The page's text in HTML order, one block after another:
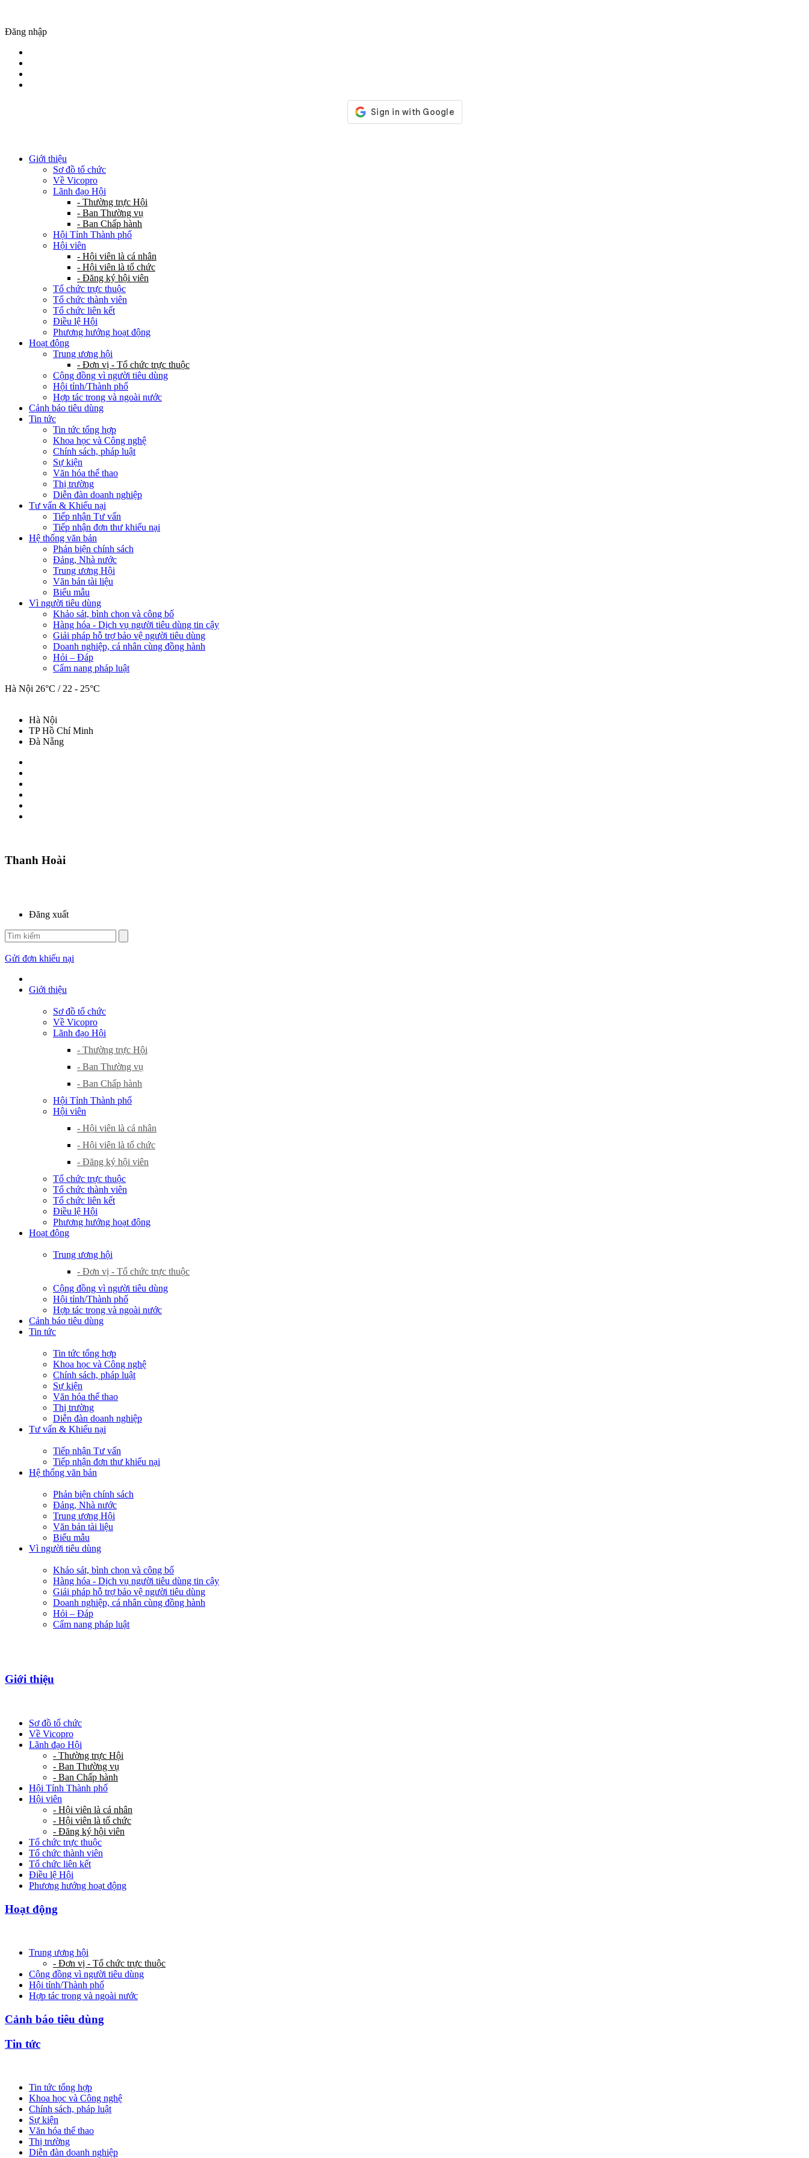
Đăng nhập
Giới thiệu
Sơ đồ tổ chức
Về Vicopro
Lãnh đạo Hội
- Thường trực Hội
- Ban Thường vụ
- Ban Chấp hành
Hội Tỉnh Thành phố
Hội viên
- Hội viên là cá nhân
- Hội viên là tổ chức
- Đăng ký hội viên
Tổ chức trực thuộc
Tổ chức thành viên
Tổ chức liên kết
Điều lệ Hội
Phương hướng hoạt động
Hoạt động
Trung ương hội
- Đơn vị - Tổ chức trực thuộc
Cộng đồng vì người tiêu dùng
Hội tỉnh/Thành phố
Hợp tác trong và ngoài nước
Cảnh báo tiêu dùng
Tin tức
Tin tức tổng hợp
Khoa học và Công nghệ
Chính sách, pháp luật
Sự kiện
Văn hóa thể thao
Thị trường
Diễn đàn doanh nghiệp
Tư vấn & Khiếu nại
Tiếp nhận Tư vấn
Tiếp nhận đơn thư khiếu nại
Hệ thống văn bản
Phản biện chính sách
Đảng, Nhà nước
Trung ương Hội
Văn bản tài liệu
Biểu mẫu
Vì người tiêu dùng
Khảo sát, bình chọn và công bố
Hàng hóa - Dịch vụ người tiêu dùng tin cậy
Giải pháp hỗ trợ bảo vệ người tiêu dùng
Doanh nghiệp, cá nhân cùng đồng hành
Hỏi – Đáp
Cẩm nang pháp luật
Hà Nội 26°C / 22 - 25°C
Hà Nội
TP Hồ Chí Minh
Đà Nẵng
Thanh Hoài
Đăng xuất
Gửi đơn khiếu nại
Giới thiệu
Sơ đồ tổ chức
Về Vicopro
Lãnh đạo Hội
- Thường trực Hội
- Ban Thường vụ
- Ban Chấp hành
Hội Tỉnh Thành phố
Hội viên
- Hội viên là cá nhân
- Hội viên là tổ chức
- Đăng ký hội viên
Tổ chức trực thuộc
Tổ chức thành viên
Tổ chức liên kết
Điều lệ Hội
Phương hướng hoạt động
Hoạt động
Trung ương hội
- Đơn vị - Tổ chức trực thuộc
Cộng đồng vì người tiêu dùng
Hội tỉnh/Thành phố
Hợp tác trong và ngoài nước
Cảnh báo tiêu dùng
Tin tức
Tin tức tổng hợp
Khoa học và Công nghệ
Chính sách, pháp luật
Sự kiện
Văn hóa thể thao
Thị trường
Diễn đàn doanh nghiệp
Tư vấn & Khiếu nại
Tiếp nhận Tư vấn
Tiếp nhận đơn thư khiếu nại
Hệ thống văn bản
Phản biện chính sách
Đảng, Nhà nước
Trung ương Hội
Văn bản tài liệu
Biểu mẫu
Vì người tiêu dùng
Khảo sát, bình chọn và công bố
Hàng hóa - Dịch vụ người tiêu dùng tin cậy
Giải pháp hỗ trợ bảo vệ người tiêu dùng
Doanh nghiệp, cá nhân cùng đồng hành
Hỏi – Đáp
Cẩm nang pháp luật
Giới thiệu
Sơ đồ tổ chức
Về Vicopro
Lãnh đạo Hội
- Thường trực Hội
- Ban Thường vụ
- Ban Chấp hành
Hội Tỉnh Thành phố
Hội viên
- Hội viên là cá nhân
- Hội viên là tổ chức
- Đăng ký hội viên
Tổ chức trực thuộc
Tổ chức thành viên
Tổ chức liên kết
Điều lệ Hội
Phương hướng hoạt động
Hoạt động
Trung ương hội
- Đơn vị - Tổ chức trực thuộc
Cộng đồng vì người tiêu dùng
Hội tỉnh/Thành phố
Hợp tác trong và ngoài nước
Cảnh báo tiêu dùng
Tin tức
Tin tức tổng hợp
Khoa học và Công nghệ
Chính sách, pháp luật
Sự kiện
Văn hóa thể thao
Thị trường
Diễn đàn doanh nghiệp